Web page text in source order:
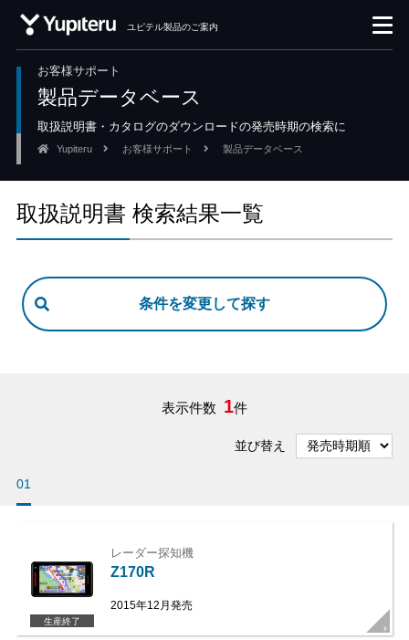
ユピテル製品のご案内
お客様サポート
製品データベース
取扱説明書・カタログのダウンロードの発売時期の検索に
Yupiteru お客様サポート 製品データベース
取扱説明書 検索結果一覧
表示件数 1件
並び替え
01
生産終了
レーダー探知機
Z170R
2015年12月発売